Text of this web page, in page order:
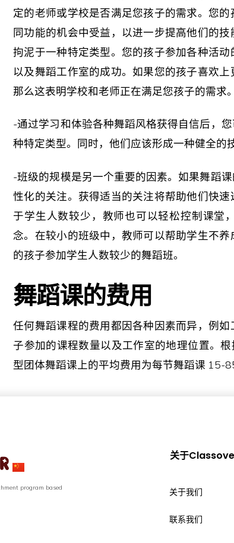
定的老师或学校是否满足您孩子的需求。您
同功能的机会中受益，以进一步提高他们的
拘泥于一种特定类型。您的孩子参加各种活
以及舞蹈工作室的成功。如果您的孩子喜欢上
那么这表明学校和老师正在满足您孩子的需求。
-通过学习和体验各种舞蹈风格获得自信后，
种特定类型。同时，他们应该形成一种健全的
-班级的规模是另一个重要的因素。如果舞蹈
性化的关注。获得适当的关注将帮助他们快
于学生人数较少，教师也可以轻松控制课堂
念。在较小的班级中，教师可以帮助学生不
的孩子参加学生人数较少的舞蹈班。
舞蹈课的费用
任何舞蹈课程的费用都因各种因素而异，例
子参加的课程数量以及工作室的地理位置。
型团体舞蹈课上的平均费用为每节舞蹈课 15-
program based
关于
关于我们
联系我们